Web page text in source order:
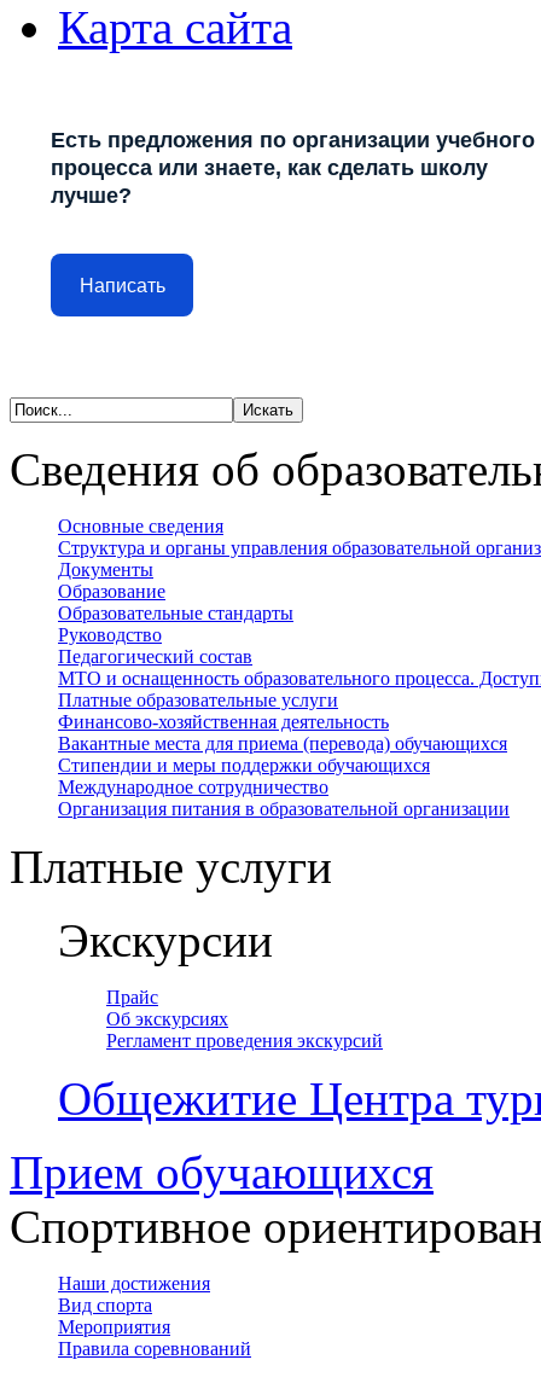
Карта сайта
Есть предложения по организации учебного
процесса или знаете, как сделать школу
лучше?
Написать
Сведения об
Основные сведения
Структура и органы управления образовательной
Документы
Образование
Образовательные стандарты
Руководство
Педагогический состав
МТО и оснащенность образовательного процесса.
Платные образовательные услуги
Финансово-хозяйственная деятельность
Вакантные места для приема (перевода) обучающихся
Стипендии и меры поддержки обучающихся
Международное сотрудничество
Организация питания в образовательной организации
Платные услуги
Экскурсии
Прайс
Об экскурсиях
Регламент проведения экскурсий
Общежитие Центра
Прием обучающихся
Спортивное
Наши достижения
Вид спорта
Мероприятия
Правила соревнований